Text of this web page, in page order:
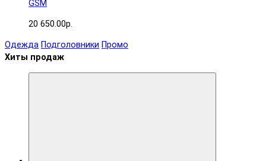
GSM
20 650.00р.
Одежда Подголовники Промо
Хиты продаж